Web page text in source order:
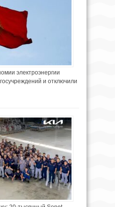
электроэнергии
и отключили